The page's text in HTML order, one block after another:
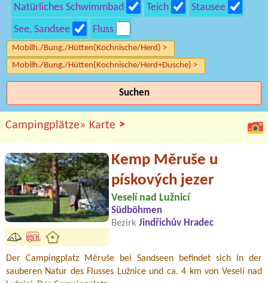
Natürliches Schwimmbad
Teich
Stausee
See, Sandsee
Fluss
Mobilh./Bung./Hütten(Kochnische/Herd) >
Mobilh./Bung./Hütten(Kochnische/Herd+Dusche) >
Suchen
Campingplätze» Karte >
Kemp Měruše u
pískových jezer
Veselí nad Lužnicí
Südböhmen
Bezirk Jindřichův Hradec
Der Campingplatz Měruše bei Sandseen befindet sich in der
sauberen Natur des Flusses Lužnice und ca. 4 km von Veselí nad